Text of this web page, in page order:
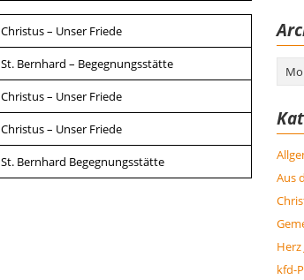
Christus – Unser Friede
St. Bernhard – Begegnungsstätte
Christus – Unser Friede
Christus – Unser Friede
St. Bernhard Begegnungsstätte
Archiv
Aus
Herz
kfd-